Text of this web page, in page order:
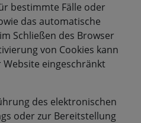
bestimmte Fälle oder
das automatische
Schließen des Browser
von Cookies kann
eingeschränkt
des elektronischen
oder zur Bereitstellung